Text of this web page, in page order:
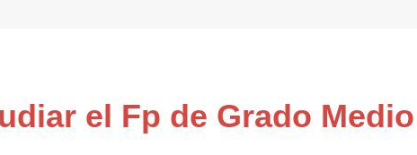
el Fp de Grado